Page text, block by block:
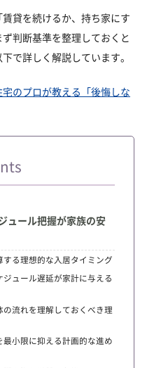
貸を続けるか、持ち家にす
判断基準を整理しておくと
で詳しく解説しています。
のプロが教える「後悔しな
ュール把握が家族の安
る理想的な入居タイミング
ュール遅延が家計に与える
流れを理解しておくべき理
小限に抑える計画的な進め